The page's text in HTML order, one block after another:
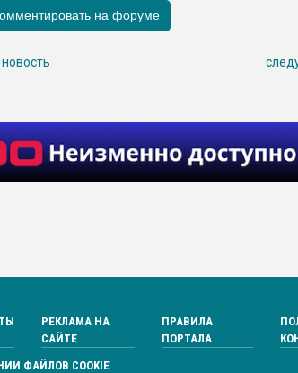
РЕКЛАМА НА
САЙТЕ
ПРАВИЛА
ПОРТАЛА
ФАЙЛОВ COOKIE